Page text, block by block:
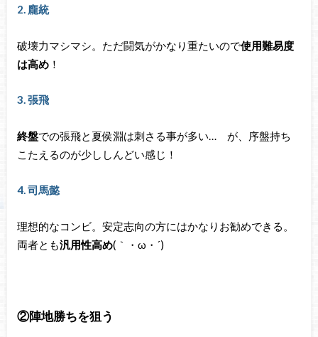
2. 龐統
破壊力マシマシ。ただ闘気がかなり重たいので使用難易度
は高め！
3. 張飛
終盤での張飛と夏侯淵は刺さる事が多い… が、序盤持ち
こたえるのが少ししんどい感じ！
4. 司馬懿
理想的なコンビ。安定志向の方にはかなりお勧めできる。
両者とも汎用性高め(｀・ω・´)ゞ
②陣地勝ちを狙う